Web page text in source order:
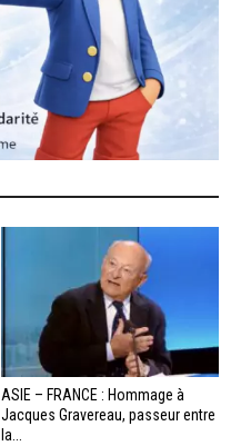
ASIE – FRANCE : Hommage à
Jacques Gravereau, passeur entre
la...